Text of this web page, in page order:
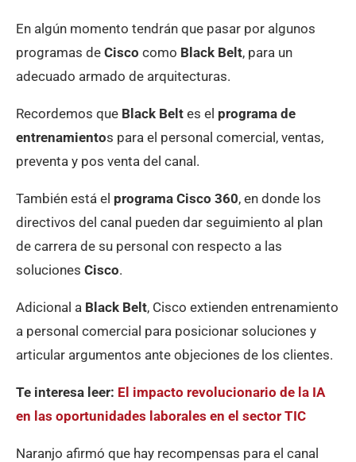
En algún momento tendrán que pasar por algunos
programas de Cisco como Black Belt, para un
adecuado armado de arquitecturas.
Recordemos que Black Belt es el programa de
entrenamientos para el personal comercial, ventas,
preventa y pos venta del canal.
También está el programa Cisco 360, en donde los
directivos del canal pueden dar seguimiento al plan
de carrera de su personal con respecto a las
soluciones Cisco.
Adicional a Black Belt, Cisco extienden entrenamiento
a personal comercial para posicionar soluciones y
articular argumentos ante objeciones de los clientes.
Te interesa leer: El impacto revolucionario de la IA
en las oportunidades laborales en el sector TIC
Naranjo afirmó que hay recompensas para el canal